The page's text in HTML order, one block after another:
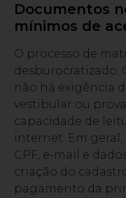
Documentos
mínimos de
O processo de
desburocratizado.
não há exigência
vestibular ou
capacidade de
internet. Em
CPF, e-mail e
criação do
pagamento da